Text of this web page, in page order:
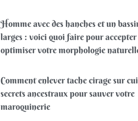
Homme avec des hanches et un
larges : voici quoi faire pour
optimiser votre morphologie
Comment enlever tache cirage sur
secrets ancestraux pour sauver votre
maroquinerie